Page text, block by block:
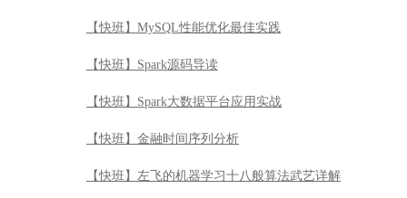
【快班】MySQL性能优化最佳实践
【快班】Spark源码导读
【快班】Spark大数据平台应用实战
【快班】金融时间序列分析
【快班】左飞的机器学习十八般算法武艺详解